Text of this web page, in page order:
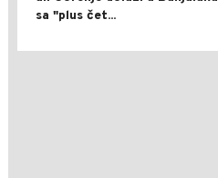
sa "plus čet...